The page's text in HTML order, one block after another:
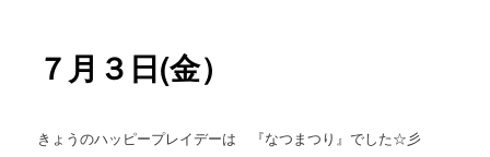
７月３日(金）
きょうのハッピープレイデーは 『なつまつり』でした☆彡